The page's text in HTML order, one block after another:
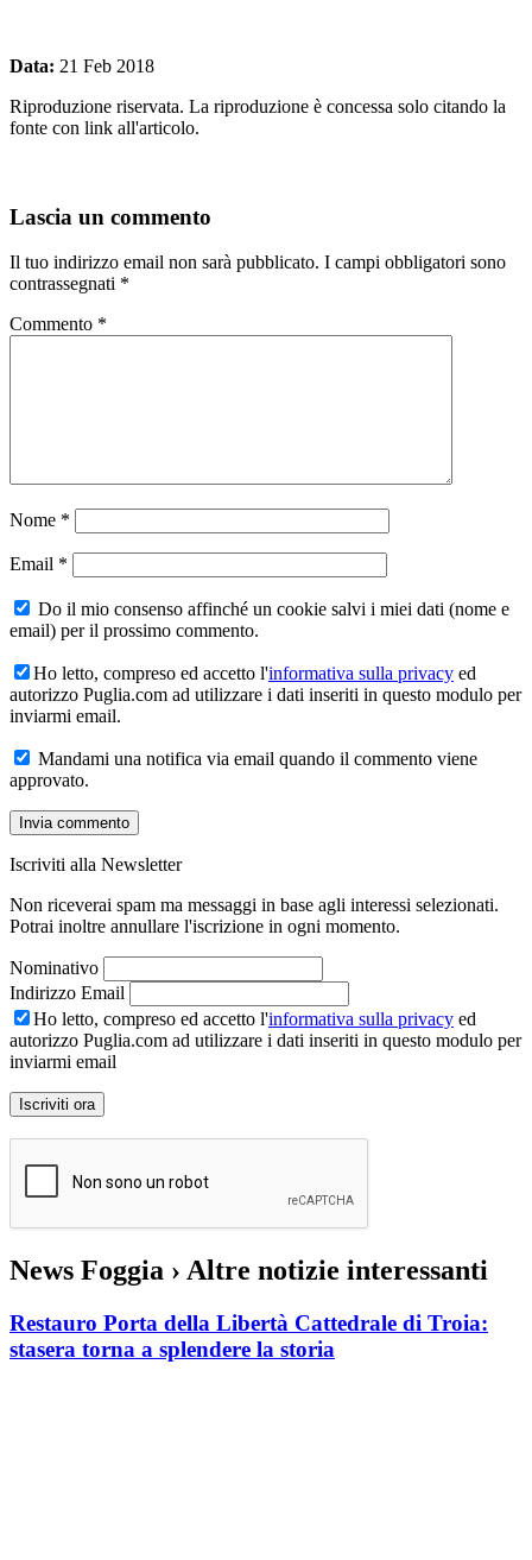
Data: 21 Feb 2018
Riproduzione riservata. La riproduzione è concessa solo citando la
fonte con link all'articolo.
Lascia un commento
Il tuo indirizzo email non sarà pubblicato. I campi obbligatori sono
contrassegnati *
Commento *
Nome *
Email *
Do il mio consenso affinché un cookie salvi i miei dati (nome e
email) per il prossimo commento.
Ho letto, compreso ed accetto l'informativa sulla privacy ed
autorizzo Puglia.com ad utilizzare i dati inseriti in questo modulo per
inviarmi email.
Mandami una notifica via email quando il commento viene
approvato.
Iscriviti alla Newsletter
Non riceverai spam ma messaggi in base agli interessi selezionati.
Potrai inoltre annullare l'iscrizione in ogni momento.
Nominativo
Indirizzo Email
Ho letto, compreso ed accetto l'informativa sulla privacy ed
autorizzo Puglia.com ad utilizzare i dati inseriti in questo modulo per
inviarmi email
News Foggia › Altre notizie interessanti
Restauro Porta della Libertà Cattedrale di Troia:
stasera torna a splendere la storia